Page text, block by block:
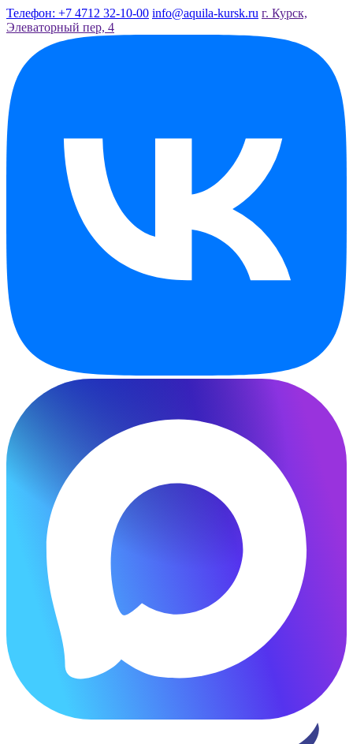
Телефон: +7 4712 32-10-00 info@aquila-kursk.ru г. Курск,
Элеваторный пер, 4